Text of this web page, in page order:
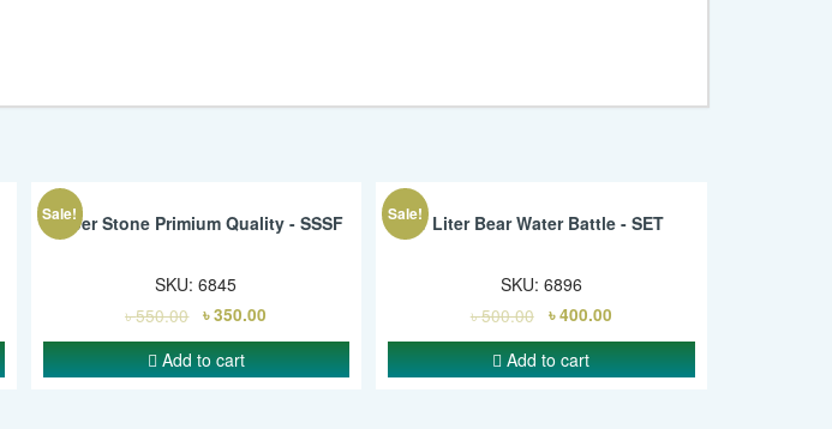
Sale!
Super Stone Primium Quality - SSSF
SKU:6845
৳550.00 ৳350.00
Add to cart
Sale!1 Liter Bear Water Battle - SET
SKU: 6896
৳500.00 ৳400.00
Add to cart